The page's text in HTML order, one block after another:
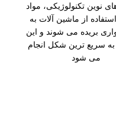
نوین تکنولوژیکی، مواد
استفاده از ماشین آلات به
بریده می شوند و این
به سریع ترین شکل انجام
می شود